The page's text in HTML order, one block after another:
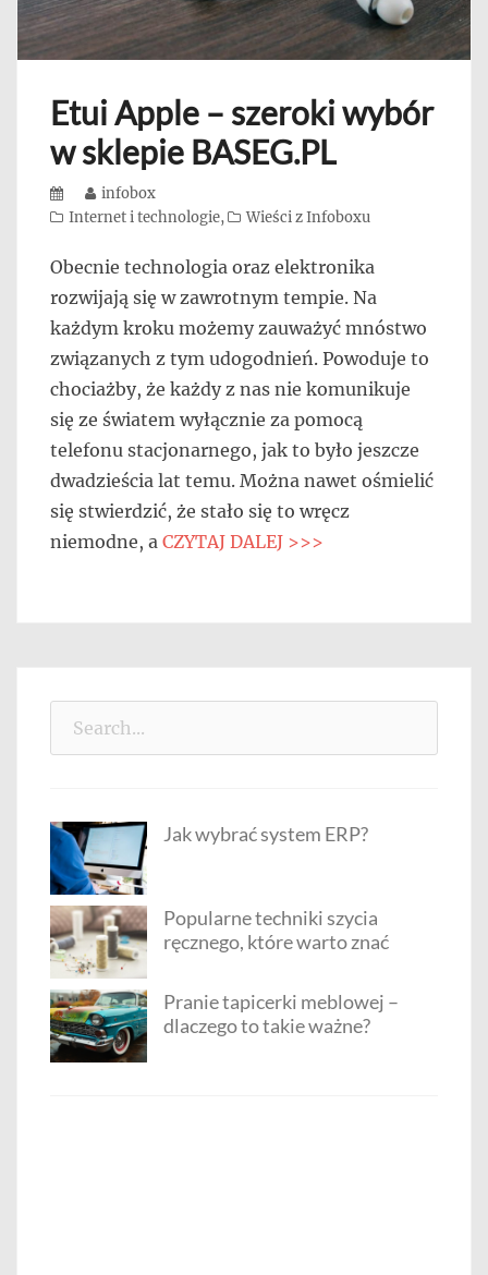
Etui Apple – szeroki wybór
w sklepie BASEG.PL
Posted
on
Author
infobox
Categories
Internet i technologie, Wieści z Infoboxu
Obecnie technologia oraz elektronika
rozwijają się w zawrotnym tempie. Na
każdym kroku możemy zauważyć mnóstwo
związanych z tym udogodnień. Powoduje to
chociażby, że każdy z nas nie komunikuje
się ze światem wyłącznie za pomocą
telefonu stacjonarnego, jak to było jeszcze
dwadzieścia lat temu. Można nawet ośmielić
się stwierdzić, że stało się to wręcz
niemodne, a CZYTAJ DALEJ >>>
Jak wybrać system ERP?
Popularne techniki szycia
ręcznego, które warto znać
Pranie tapicerki meblowej –
dlaczego to takie ważne?